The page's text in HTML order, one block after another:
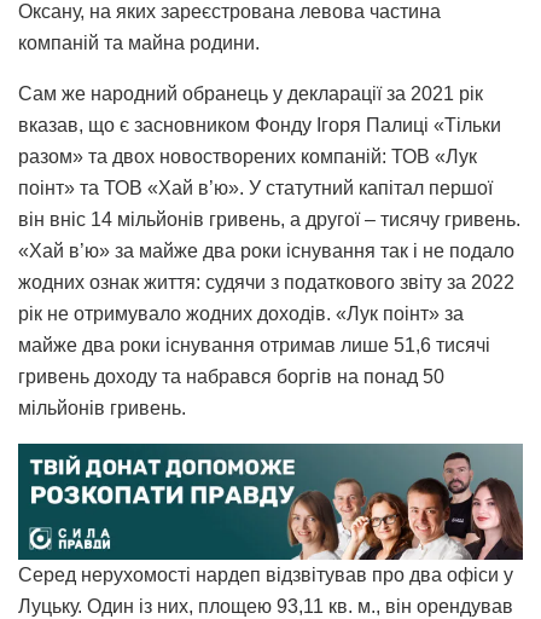
Оксану, на яких зареєстрована левова частина
компаній та майна родини.
Сам же народний обранець у декларації за 2021 рік
вказав, що є засновником Фонду Ігоря Палиці «Тільки
разом» та двох новостворених компаній: ТОВ «Лук
поінт» та ТОВ «Хай в’ю». У статутний капітал першої
він вніс 14 мільйонів гривень, а другої – тисячу гривень.
«Хай в’ю» за майже два роки існування так і не подало
жодних ознак життя: судячи з податкового звіту за 2022
рік не отримувало жодних доходів. «Лук поінт» за
майже два роки існування отримав лише 51,6 тисячі
гривень доходу та набрався боргів на понад 50
мільйонів гривень.
Серед нерухомості нардеп відзвітував про два офіси у
Луцьку. Один із них, площею 93,11 кв. м., він орендував